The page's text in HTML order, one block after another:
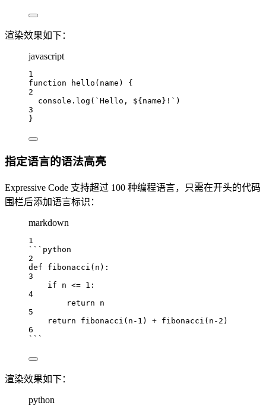
渲染效果如下：
javascript
1
function
hello ( name ) {
2
console . log ( `Hello, ${name} !` )
3
}
指定语言的语法高亮
Expressive Code 支持超过 100 种编程语言，只需在开头的代码
围栏后添加语言标识：
markdown
1
```python
2
def
fibonacci ( n ):
3
if n <= 1 :
4
return n
5
return
fibonacci (n - 1 ) + fibonacci (n - 2 )
6
```
渲染效果如下：
python